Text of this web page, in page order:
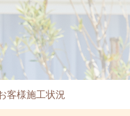
客様施工状況